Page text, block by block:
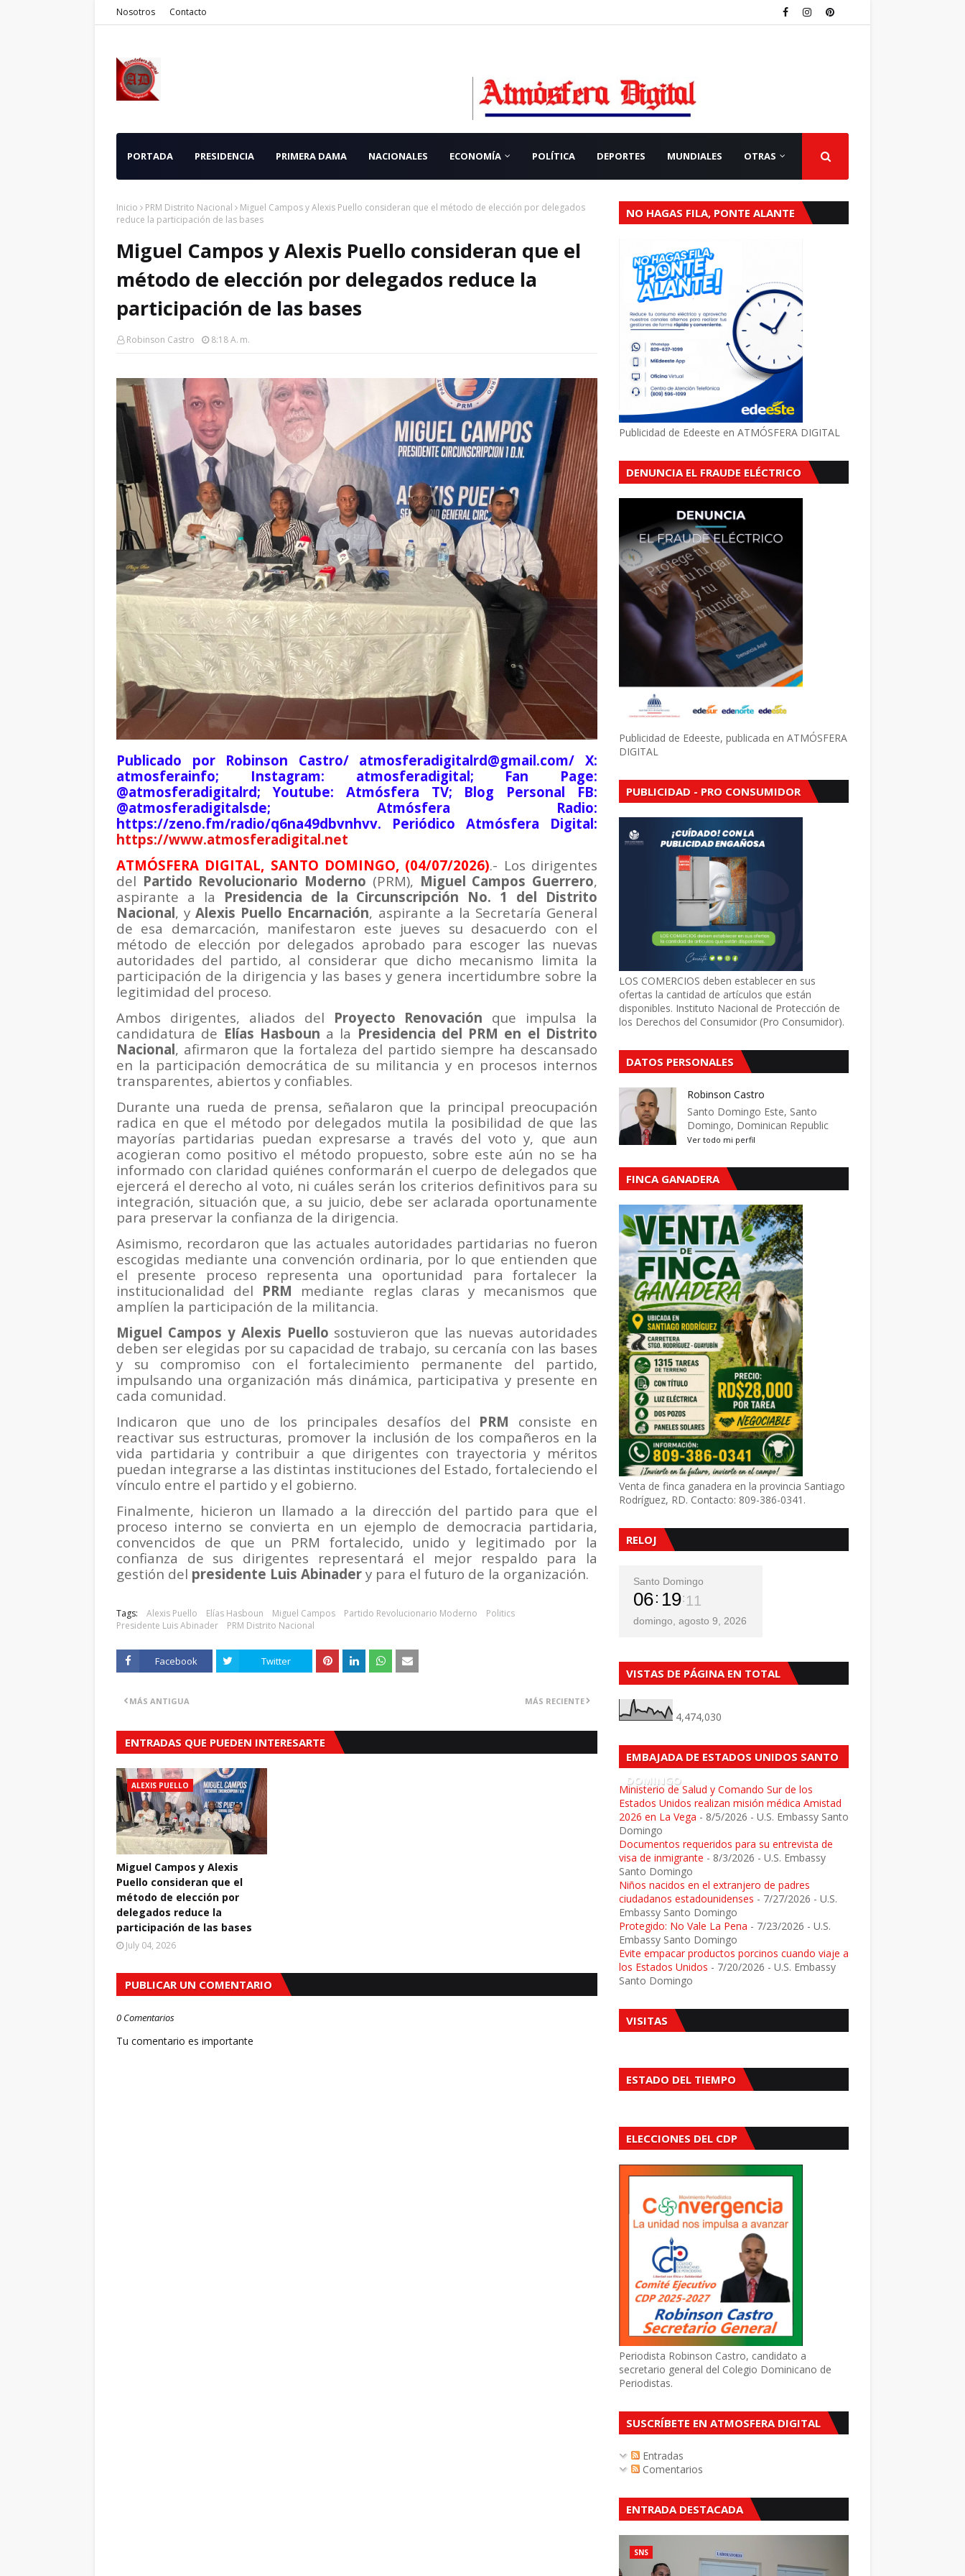
Nosotros Contacto
PORTADA PRESIDENCIA PRIMERA DAMA NACIONALES ECONOMÍA POLÍTICA DEPORTES MUNDIALES OTRAS
Inicio PRM Distrito Nacional
Miguel Campos y Alexis Puello consideran que el método de elección por delegados
reduce la participación de las bases
Miguel Campos y Alexis Puello consideran que el
método de elección por delegados reduce la
participación de las bases
Robinson Castro 8:18 A. M.
Publicado por Robinson Castro/ atmosferadigitalrd@gmail.com/ X:
atmosferainfo; Instagram: atmosferadigital; Fan Page:
@atmosferadigitalrd; Youtube: Atmósfera TV; Blog Personal FB:
@atmosferadigitalsde; Atmósfera Radio:
https://zeno.fm/radio/q6na49dbvnhvv. Periódico Atmósfera Digital:
https://www.atmosferadigital.net
ATMÓSFERA DIGITAL, SANTO DOMINGO, (04/07/2026).- Los dirigentes
del Partido Revolucionario Moderno (PRM), Miguel Campos Guerrero,
aspirante a la Presidencia de la Circunscripción No. 1 del Distrito
Nacional, yAlexis Puello Encarnación, aspirante a la Secretaría General
de esa demarcación, manifestaron este jueves su desacuerdo con el
método de elección por delegados aprobado para escoger las nuevas
autoridades del partido, al considerar que dicho mecanismo limita la
participación de la dirigencia y las bases y genera incertidumbre sobre la
legitimidad del proceso.
Ambos dirigentes, aliados del Proyecto Renovación que impulsa la
candidatura de Elías Hasboun a la Presidencia del PRM en el Distrito
Nacional, afirmaron que la fortaleza del partido siempre ha descansado
en la participación democrática de su militancia y en procesos internos
transparentes, abiertos y confiables.
Durante una rueda de prensa, señalaron que la principal preocupación
radica en que el método por delegados mutila la posibilidad de que las
mayorías partidarias puedan expresarse a través del voto y, que aun
acogieran como positivo el método propuesto, sobre este aún no se ha
informado con claridad quiénes conformarán el cuerpo de delegados que
ejercerá el derecho al voto, ni cuáles serán los criterios definitivos para su
integración, situación que, a su juicio, debe ser aclarada oportunamente
para preservar la confianza de la dirigencia.
Asimismo, recordaron que las actuales autoridades partidarias no fueron
escogidas mediante una convención ordinaria, por lo que entienden que
el presente proceso representa una oportunidad para fortalecer la
institucionalidad del PRM mediante reglas claras y mecanismos que
amplíen la participación de la militancia.
Miguel Campos y Alexis Puello sostuvieron que las nuevas autoridades
deben ser elegidas por su capacidad de trabajo, su cercanía con las bases
y su compromiso con el fortalecimiento permanente del partido,
impulsando una organización más dinámica, participativa y presente en
cada comunidad.
Indicaron que uno de los principales desafíos del PRM consiste en
reactivar sus estructuras, promover la inclusión de los compañeros en la
vida partidaria y contribuir a que dirigentes con trayectoria y méritos
puedan integrarse a las distintas instituciones del Estado, fortaleciendo el
vínculo entre el partido y el gobierno.
Finalmente, hicieron un llamado a la dirección del partido para que el
proceso interno se convierta en un ejemplo de democracia partidaria,
convencidos de que un PRM fortalecido, unido y legitimado por la
confianza de sus dirigentes representará el mejor respaldo para la
gestión del presidente Luis Abinader y para el futuro de la organización.
Tags: Alexis Puello Elías Hasboun Miguel Campos Partido Revolucionario Moderno
Politics
Presidente Luis Abinader
PRM Distrito Nacional
Facebook Twitter
MÁS RECIENTE
MÁS ANTIGUA
ENTRADAS QUE PUEDEN INTERESARTE
ALEXIS PUELLO
Miguel Campos y Alexis
Puello consideran que el
método de elección por
delegados reduce la
participación de las bases
July 04, 2026
PUBLICAR UN COMENTARIO
0 Comentarios
Tu comentario es importante
NO HAGAS FILA, PONTE ALANTE
Publicidad de Edeeste en ATMÓSFERA DIGITAL
DENUNCIA EL FRAUDE ELÉCTRICO
Publicidad de Edeeste, publicada en ATMÓSFERA
DIGITAL
PUBLICIDAD - PRO CONSUMIDOR
LOS COMERCIOS deben establecer en sus
ofertas la cantidad de artículos que están
disponibles. Instituto Nacional de Protección de
los Derechos del Consumidor (Pro Consumidor).
DATOS PERSONALES
Robinson Castro
Santo Domingo Este, Santo
Domingo, Dominican Republic
Ver todo mi perfil
FINCA GANADERA
Venta de finca ganadera en la provincia Santiago
Rodríguez, RD. Contacto: 809-386-0341.
RELOJ
Santo Domingo
06 19 13
domingo, agosto 9, 2026
VISTAS DE PÁGINA EN TOTAL
4,474,030
EMBAJADA DE ESTADOS UNIDOS SANTO
DOMINGO
Ministerio de Salud y Comando Sur de los
Estados Unidos realizan misión médica Amistad
2026 en La Vega - 8/5/2026 - U.S. Embassy Santo
Domingo
Documentos requeridos para su entrevista de
visa de inmigrante - 8/3/2026 - U.S. Embassy
Santo Domingo
Niños nacidos en el extranjero de padres
ciudadanos estadounidenses - 7/27/2026 - U.S.
Embassy Santo Domingo
Protegido: No Vale La Pena - 7/23/2026 - U.S.
Embassy Santo Domingo
Evite empacar productos porcinos cuando viaje a
los Estados Unidos - 7/20/2026 - U.S. Embassy
Santo Domingo
VISITAS
ESTADO DEL TIEMPO
ELECCIONES DEL CDP
Periodista Robinson Castro, candidato a
secretario general del Colegio Dominicano de
Periodistas.
SUSCRÍBETE EN ATMOSFERA DIGITAL
Entradas
Comentarios
ENTRADA DESTACADA
SNS